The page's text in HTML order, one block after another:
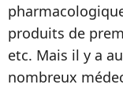
produits de
etc. Mais il y a
nombreux